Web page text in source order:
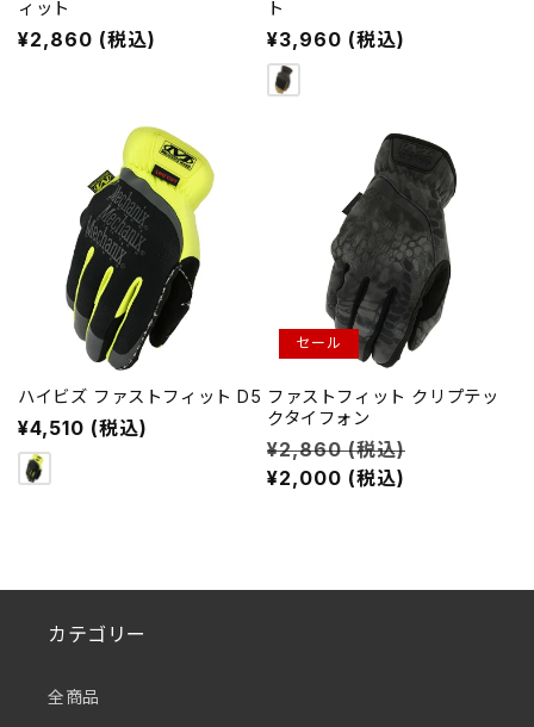
ィット
通
¥2,860 (税込)
ト
通
常
価
¥3,960 (税込)
ハイビズ ファストフィット D5
通
常
価
¥4,510 (税込)
セール
ファストフィット クリプテッ
クタイフォン
通
常
¥2,860 (税込)
¥2,000 (税込)
カテゴリー
全商品